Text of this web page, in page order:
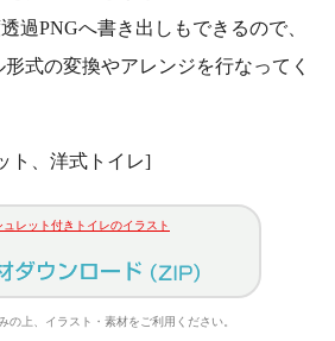
過PNGへ書き出しもできるので、
式の変換やアレンジを行なってく
ト、洋式トイレ]
ュレット付きトイレのイラスト
の上、イラスト・素材をご利用ください。